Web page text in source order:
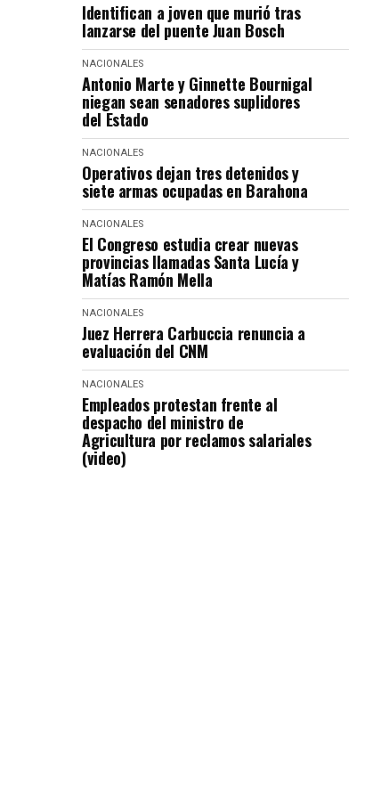
Identifican a joven que murió tras
lanzarse del puente Juan Bosch
NACIONALES
Antonio Marte y Ginnette Bournigal
niegan sean senadores suplidores
del Estado
NACIONALES
Operativos dejan tres detenidos y
siete armas ocupadas en Barahona
NACIONALES
El Congreso estudia crear nuevas
provincias llamadas Santa Lucía y
Matías Ramón Mella
NACIONALES
Juez Herrera Carbuccia renuncia a
evaluación del CNM
NACIONALES
Empleados protestan frente al
despacho del ministro de
Agricultura por reclamos salariales
(video)